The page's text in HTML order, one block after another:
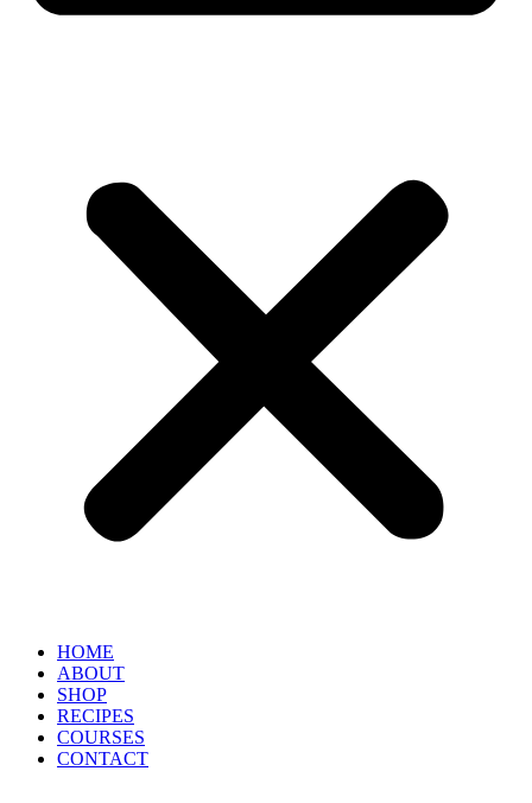
HOME
ABOUT
SHOP
RECIPES
COURSES
CONTACT